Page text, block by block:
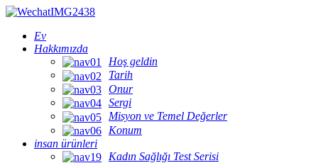
Ev
Hakkımızda
Hoş geldin
Tarih
Onur
Sergi
Misyon ve Temel Değerler
Konum
insan ürünleri
Kadın Sağlığı Test Serisi